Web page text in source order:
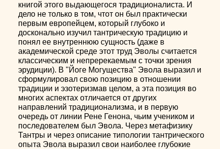
книгой этого выдающегося традиционалиста. И
дело не только в том, чтот он был практически
первым европейцем, который глубоко и
досконально изучил тантрическую традицию и
понял ее внутреннюю сущность (даже в
академической среде этот труд Эволы считается
классическим и непререкаемым с точки зрения
эрудиции). В "Йоге Могущества" Эвола выразил и
сформулировал свою позицию в отношении
традиции и эзотеризмав целом, а эта позиция во
многих аспектах отличается от других
направлений традиционализма, и в первую
очередь от линии Рене Генона, чьим учеником и
последователем был Эвола. Через метафизику
Тантры и через описание типологии тантрического
опыта Эвола выразил свои наиболее глубокие